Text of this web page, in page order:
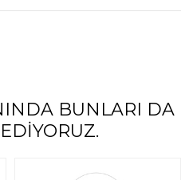
BUNLARI DA